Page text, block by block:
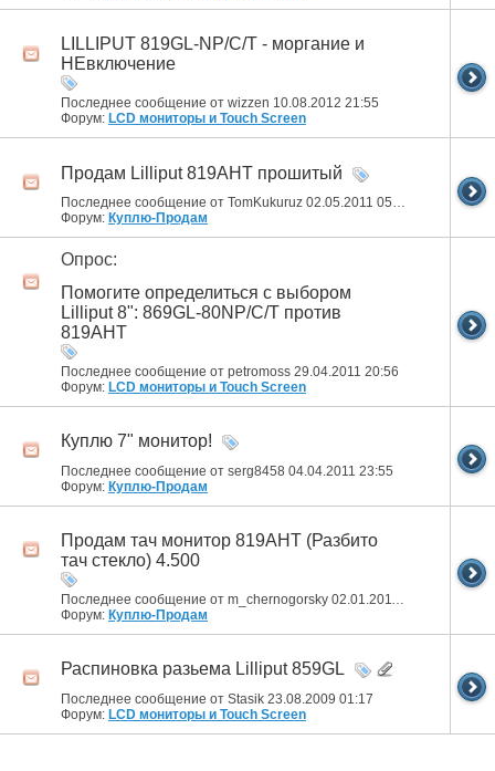
LILLIPUT 819GL-NP/C/T - моргание и
НЕвключение
Последнее сообщение от wizzen 10.08.2012 21:55
Форум: LCD мониторы и Touch Screen
Продам Lilliput 819AHT прошитый
Последнее сообщение от TomKukuruz 02.05.2011 05:39
Форум: Куплю-Продам
Опрос:
Помогите определиться с выбором
Lilliput 8": 869GL-80NP/C/T против
819AHT
Последнее сообщение от petromoss 29.04.2011 20:56
Форум: LCD мониторы и Touch Screen
Куплю 7" монитор!
Последнее сообщение от serg8458 04.04.2011 23:55
Форум: Куплю-Продам
Продам тач монитор 819AHT (Разбито
тач стекло) 4.500
Форум: Куплю-Продам
Распиновка разьема Lilliput 859GL
Последнее сообщение от Stasik 23.08.2009 01:17
Форум: LCD мониторы и Touch Screen